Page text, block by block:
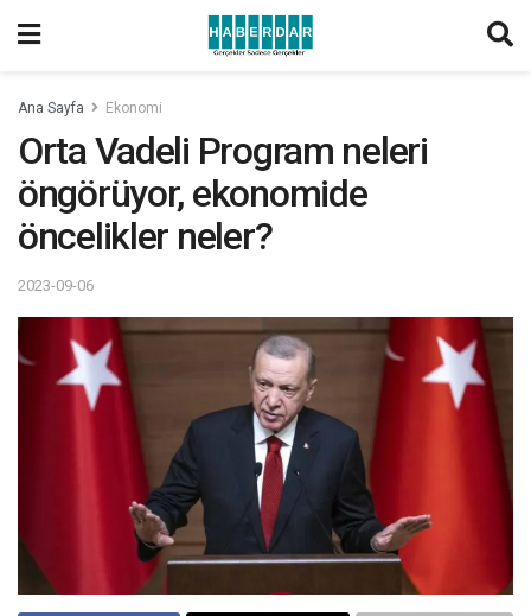
Ana Sayfa Ekonomi
Orta Vadeli Program neleri
öngörüyor, ekonomide
öncelikler neler?
2023-09-06